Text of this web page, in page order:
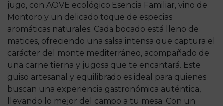
jugo, con AOVE ecológico Esencia Familiar, vino de
Montoro y un delicado toque de especias
aromáticas naturales. Cada bocado está lleno de
matices, ofreciendo una salsa intensa que captura el
carácter del monte mediterráneo, acompañado de
una carne tierna y jugosa que te encantará. Este
guiso artesanal y equilibrado es ideal para quienes
buscan una experiencia gastronómica auténtica,
llevando lo mejor del campo a tu mesa. Con un